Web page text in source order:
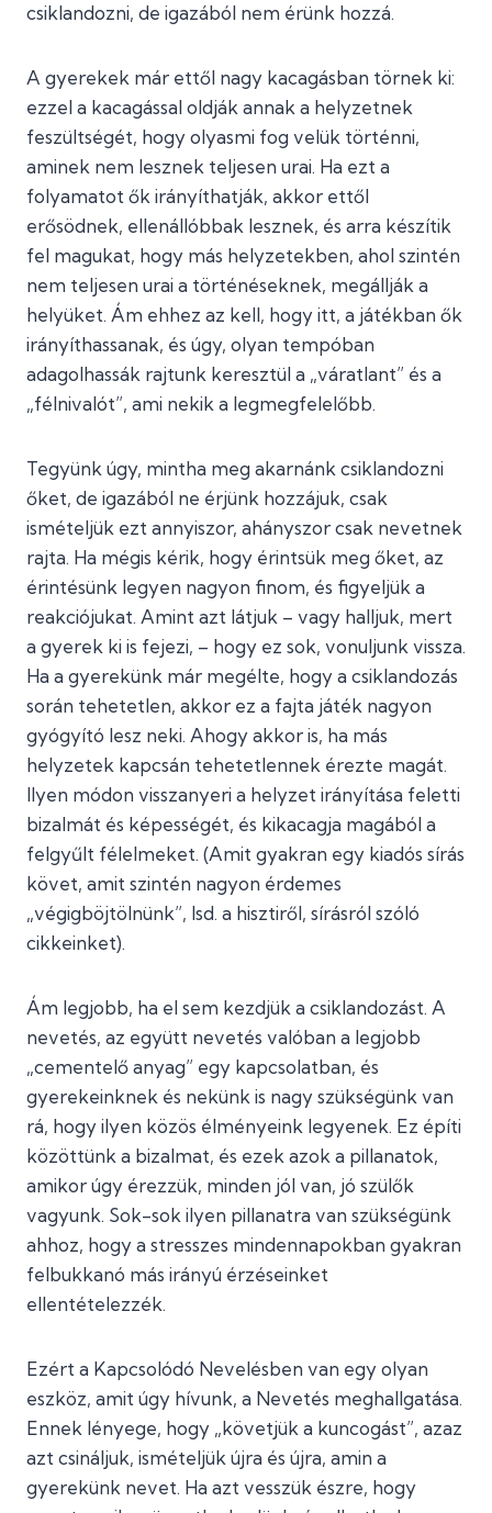
csiklandozni, de igazából nem érünk hozzá.
A gyerekek már ettől nagy kacagásban törnek ki:
ezzel a kacagással oldják annak a helyzetnek
feszültségét, hogy olyasmi fog velük történni,
aminek nem lesznek teljesen urai. Ha ezt a
folyamatot ők irányíthatják, akkor ettől
erősödnek, ellenállóbbak lesznek, és arra készítik
fel magukat, hogy más helyzetekben, ahol szintén
nem teljesen urai a történéseknek, megállják a
helyüket. Ám ehhez az kell, hogy itt, a játékban ők
irányíthassanak, és úgy, olyan tempóban
adagolhassák rajtunk keresztül a „váratlant” és a
„félnivalót”, ami nekik a legmegfelelőbb.
Tegyünk úgy, mintha meg akarnánk csiklandozni
őket, de igazából ne érjünk hozzájuk, csak
ismételjük ezt annyiszor, ahányszor csak nevetnek
rajta. Ha mégis kérik, hogy érintsük meg őket, az
érintésünk legyen nagyon finom, és figyeljük a
reakciójukat. Amint azt látjuk – vagy halljuk, mert
a gyerek ki is fejezi, – hogy ez sok, vonuljunk vissza.
Ha a gyerekünk már megélte, hogy a csiklandozás
során tehetetlen, akkor ez a fajta játék nagyon
gyógyító lesz neki. Ahogy akkor is, ha más
helyzetek kapcsán tehetetlennek érezte magát.
Ilyen módon visszanyeri a helyzet irányítása feletti
bizalmát és képességét, és kikacagja magából a
felgyűlt félelmeket. (Amit gyakran egy kiadós sírás
követ, amit szintén nagyon érdemes
„végigböjtölnünk”, lsd. a hisztiről, sírásról szóló
cikkeinket).
Ám legjobb, ha el sem kezdjük a csiklandozást. A
nevetés, az együtt nevetés valóban a legjobb
„cementelő anyag” egy kapcsolatban, és
gyerekeinknek és nekünk is nagy szükségünk van
rá, hogy ilyen közös élményeink legyenek. Ez építi
közöttünk a bizalmat, és ezek azok a pillanatok,
amikor úgy érezzük, minden jól van, jó szülők
vagyunk. Sok-sok ilyen pillanatra van szükségünk
ahhoz, hogy a stresszes mindennapokban gyakran
felbukkanó más irányú érzéseinket
ellentételezzék.
Ezért a Kapcsolódó Nevelésben van egy olyan
eszköz, amit úgy hívunk, a Nevetés meghallgatása.
Ennek lényege, hogy „követjük a kuncogást”, azaz
azt csináljuk, ismételjük újra és újra, amin a
gyerekünk nevet. Ha azt vesszük észre, hogy